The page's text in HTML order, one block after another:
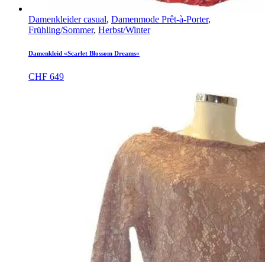
Damenkleider casual, Damenmode Prêt-à-Porter,
Frühling/Sommer, Herbst/Winter
Damenkleid «Scarlet Blossom Dreams»
CHF 649